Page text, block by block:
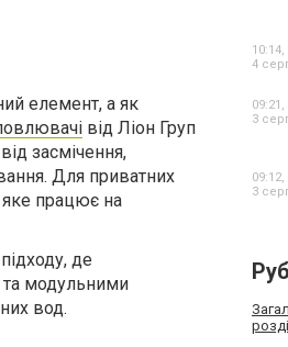
елемент, а як
від Ліон Груп
засмічення,
Для приватних
яке працює на
де
та модульними
вод.
10:14,
4
09:21,
3
09:12,
3